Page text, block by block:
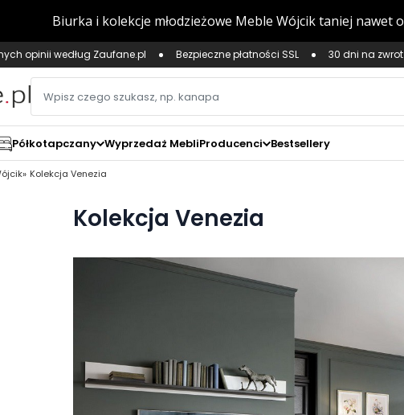
opinii według Zaufane.pl Bezpieczne płatności SSL 30 dni na zwrot
Półkotapczany Wyprzedaż MebliProducenci Bestsellery
Kolekcja Venezia
Kolekcja Venezia